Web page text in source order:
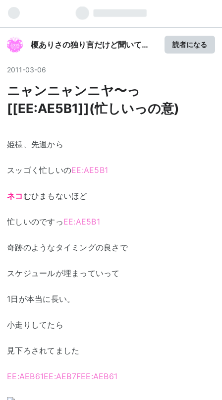
榎ありさの独り言だけど聞いて
読者になる
2011-03-06
ニャンニャンニヤ〜っ
[[EE:AE5B1]](忙しいっの意)
姫様、先週から
スッゴく忙しいのEE:AE5B1
ネコ むひまもないほど
忙しいのですっEE:AE5B1
奇跡のようなタイミングの良さで
スケジュールが埋まっていって
1日が本当に長い。
小走りしてたら
見下ろされてました
EE:AEB61EE:AEB7FEE:AEB61